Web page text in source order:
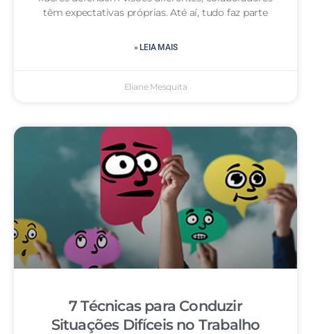
têm expectativas próprias. Até aí, tudo faz parte
» LEIA MAIS
Eliane Mesquita
7 Técnicas para Conduzir
Situações Difíceis no Trabalho